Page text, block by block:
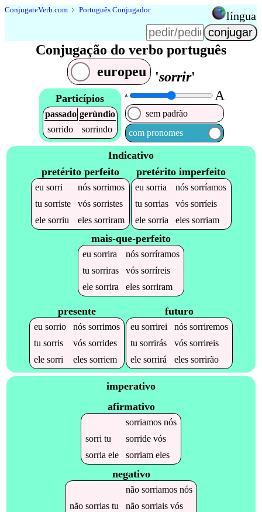
ConjugateVerb.com ﹥ Português Conjugador língua
Conjugação do verbo português
europeu
'sorrir'
Particípios
passado gerúndio
sorrido
sorrindo
A A
sem padrão
com pronomes
Indicativo
pretérito perfeito
eusorri nóssorrimos
tusorriste vóssorristes
elesorriu elessorriram
pretérito imperfeito
eusorria nóssorríamos
tusorrias vóssorríeis
elesorria elessorriam
mais-que-perfeito
eu sorrira nós sorríramos
tu sorriras vós sorríreis
ele sorrira eles sorriram
presente
eu sorrio nós sorrimos
tu sorris vós sorrides
ele sorri eles sorriem
futuro
eu sorrirei nós sorriremos
tu sorrirás vós sorrireis
ele sorrirá eles sorrirão
imperativo
afirmativo
sorriamosnós
sorri tu sorridevós
sorria ele sorriameles
negativo
não sorriamosnós
não sorriastu não sorriaisvós